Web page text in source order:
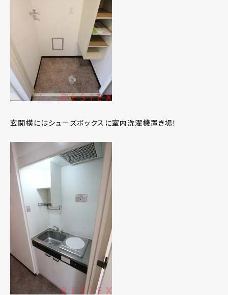
玄関横にはシューズボックスに室内洗濯機置き場！